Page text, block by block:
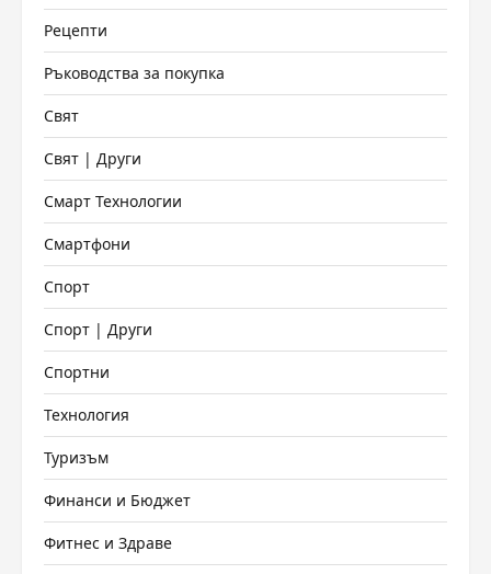
Рецепти
Ръководства за покупка
Свят
Свят | Други
Смарт Технологии
Смартфони
Спорт
Спорт | Други
Спортни
Технология
Туризъм
Финанси и Бюджет
Фитнес и Здраве